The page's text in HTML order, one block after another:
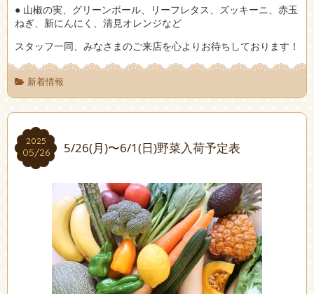
● 山椒の実、グリーンボール、リーフレタス、ズッキーニ、赤玉
ねぎ、新にんにく、清見オレンジなど
スタッフ一同、みなさまのご来店を心よりお待ちしております！
新着情報
2025
05/26
2025
05/26 5/26(月)〜6/1(日)野菜入荷予定表